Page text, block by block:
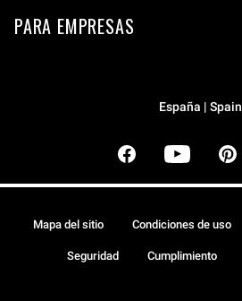
PARA EMPRESAS
España | Spain
Mapa del sitio Condiciones de uso
Seguridad Cumplimiento